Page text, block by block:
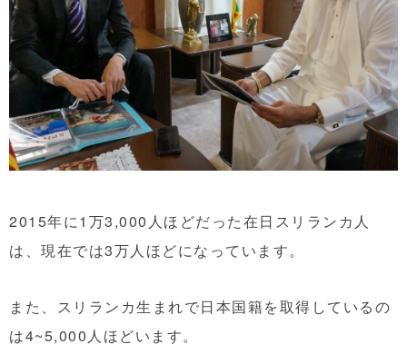
2015年に1万3,000人ほどだった在日スリランカ人
は、現在では3万人ほどになっています。
また、スリランカ生まれで日本国籍を取得しているの
は4~5,000人ほどいます。